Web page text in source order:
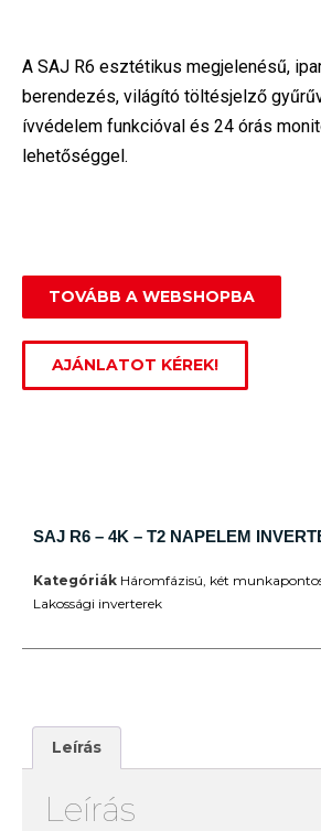
A SAJ R6 esztétikus megjelenésű,
berendezés, világító töltésjelző
ívvédelem funkcióval és 24 órás
lehetőséggel.
TOVÁBB A WEBSHOPBA
AJÁNLATOT KÉREK!
SAJ R6 – 4K – T2 NAPELEM
Kategóriák Háromfázisú, két
Lakossági inverterek
Leírás
Leírás